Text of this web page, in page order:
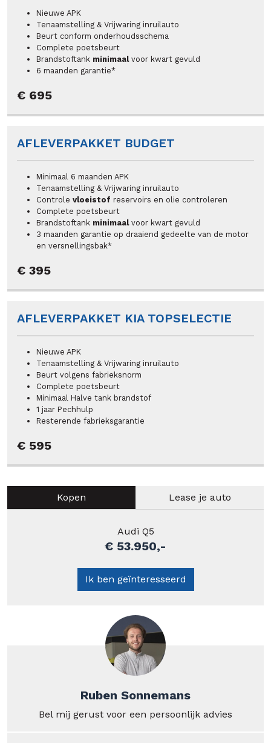
Nieuwe APK
Tenaamstelling & Vrijwaring inruilauto
Beurt conform onderhoudsschema
Complete poetsbeurt
Brandstoftank minimaalvoor kwart gevuld
6 maanden garantie*
€ 695
AFLEVERPAKKET BUDGET
Minimaal 6 maanden APK
Tenaamstelling & Vrijwaring inruilauto
Controle vloeistof reservoirs en olie controleren
Complete poetsbeurt
Brandstoftank minimaalvoor kwart gevuld
3 maanden garantie op draaiend gedeelte van de motor
en versnellingsbak*
€ 395
AFLEVERPAKKET KIA TOPSELECTIE
Nieuwe APK
Tenaamstelling & Vrijwaring inruilauto
Beurt volgens fabrieksnorm
Complete poetsbeurt
Minimaal Halve tank brandstof
1 jaar Pechhulp
Resterende fabrieksgarantie
€ 595
Kopen Lease je auto
Audi Q5
€ 53.950,-
Ik ben geïnteresseerd
Ruben Sonnemans
Bel mij gerust voor een persoonlijk advies